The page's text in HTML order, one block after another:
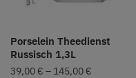
Porselein Theedienst
Russisch 1,3L
39,00 € – 145,00 €